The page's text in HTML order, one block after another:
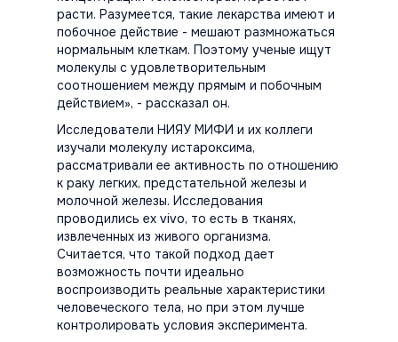
расти. Разумеется, такие лекарства имеют и
побочное действие - мешают размножаться
нормальным клеткам. Поэтому ученые ищут
молекулы с удовлетворительным
соотношением между прямым и побочным
действием», - рассказал он.
Исследователи НИЯУ МИФИ и их коллеги
изучали молекулу истароксима,
рассматривали ее активность по отношению
к раку легких, предстательной железы и
молочной железы. Исследования
проводились ex vivo, то есть в тканях,
извлеченных из живого организма.
Считается, что такой подход дает
возможность почти идеально
воспроизводить реальные характеристики
человеческого тела, но при этом лучше
контролировать условия эксперимента.